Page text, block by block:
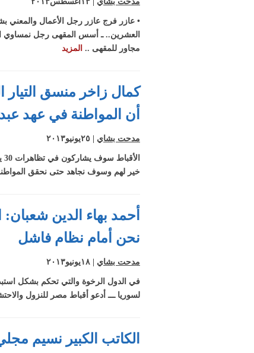
سمير
منتدى
ومدير
ملتقى
وحقوق
• عازر فرج عازر رجل الأعمال والمعني
مجاور للمقهى .. المزيد
كمال زاخر منسق
أن المواطنة في عهد
مدحت بشاي
خير لهم وسوف نجاهد حتى نحقق
أحمد بهاء الدين
نحن أمام نظام فاشل
مدحت بشاي
في الدول الرخوة والتي تحكم بشكل
لسوريا ـــ أدعو أقباط مصر للنزول والاحتشاد في ميادين 30 يونيو ــــ ما صرح به الشيخ القرضاوى أمر
الكاتب الكبير نسيم